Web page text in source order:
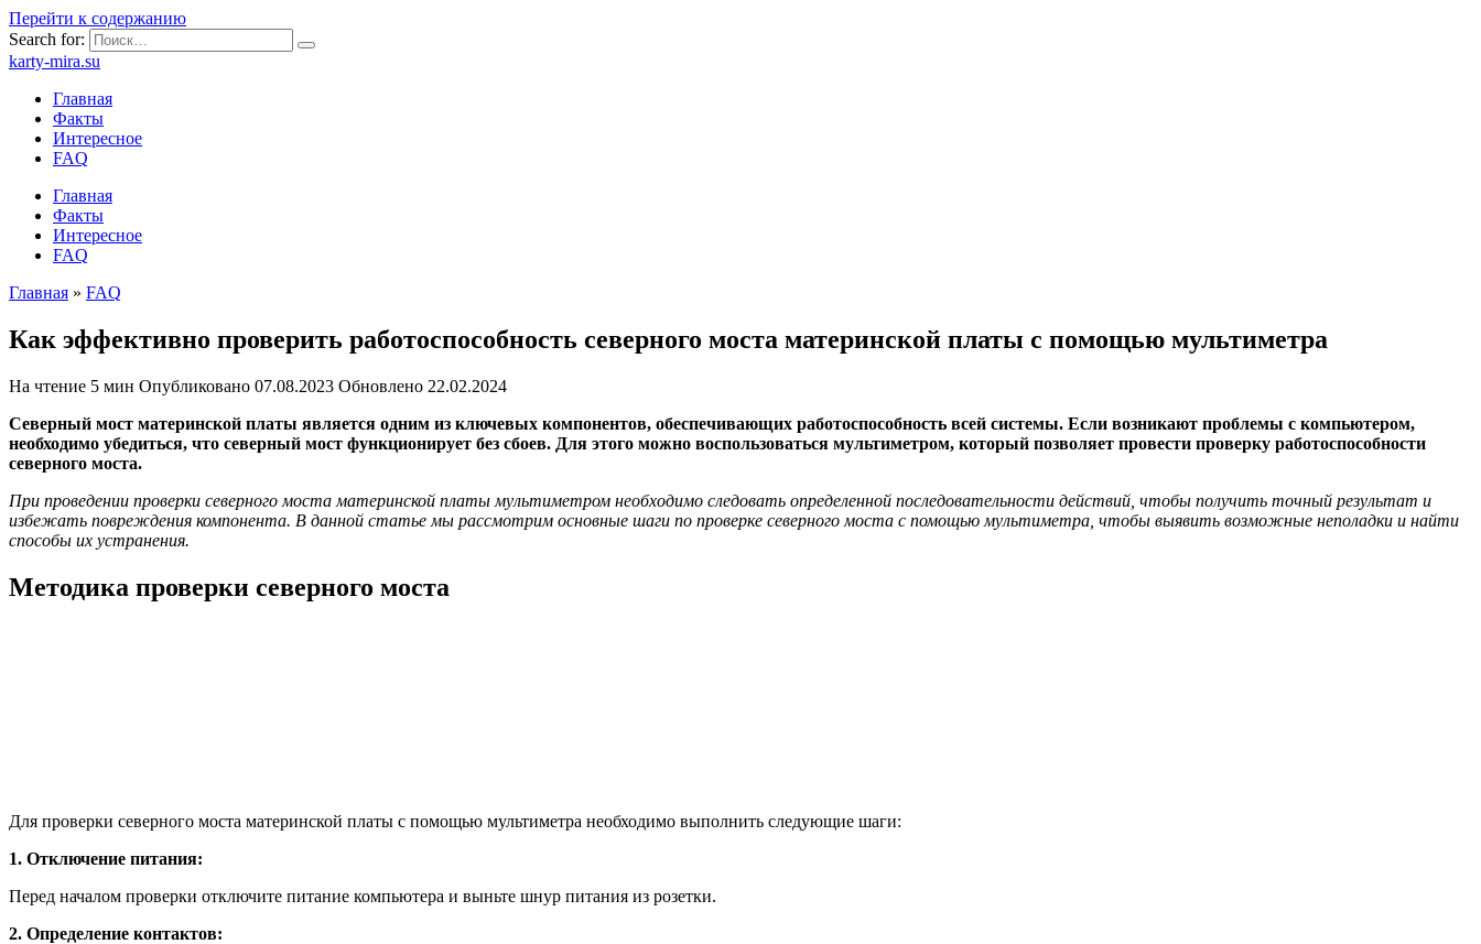
Перейти к содержанию
Search for:
karty-mira.su
Главная
Факты
Интересное
FAQ
Главная
Факты
Интересное
FAQ
Главная » FAQ
Как эффективно проверить работоспособность северного моста материнской платы с помощью мультиметра
На чтение 5 мин Опубликовано 07.08.2023 Обновлено 22.02.2024
Северный мост материнской платы является одним из ключевых компонентов, обеспечивающих работоспособность всей системы. Если возникают проблемы с компьютером,
необходимо убедиться, что северный мост функционирует без сбоев. Для этого можно воспользоваться мультиметром, который позволяет провести проверку работоспособности
северного моста.
При проведении проверки северного моста материнской платы мультиметром необходимо следовать определенной последовательности действий, чтобы получить точный результат и
избежать повреждения компонента. В данной статье мы рассмотрим основные шаги по проверке северного моста с помощью мультиметра, чтобы выявить возможные неполадки и найти
способы их устранения.
Методика проверки северного моста
Для проверки северного моста материнской платы с помощью мультиметра необходимо выполнить следующие шаги:
1. Отключение питания:
Перед началом проверки отключите питание компьютера и выньте шнур питания из розетки.
2. Определение контактов: